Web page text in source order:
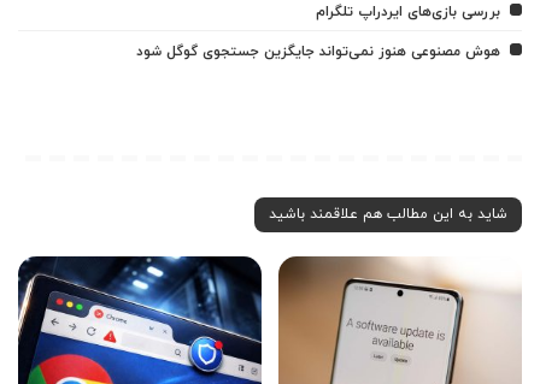
بررسی بازی‌های ایردراپ تلگرام
هوش مصنوعی هنوز نمی‌تواند جایگزین جستجوی گوگل شود
شاید به این مطالب هم علاقمند باشید